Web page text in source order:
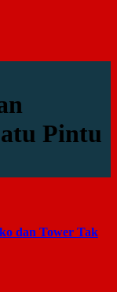
Pintu
dan Tower Tak